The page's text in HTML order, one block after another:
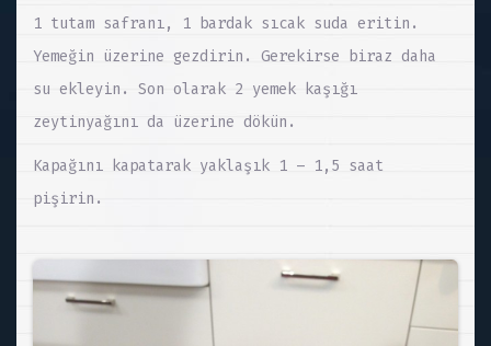
1 tutam safranı, 1 bardak sıcak suda eritin.
Yemeğin üzerine gezdirin. Gerekirse biraz daha
su ekleyin. Son olarak 2 yemek kaşığı
zeytinyağını da üzerine dökün.
Kapağını kapatarak yaklaşık 1 – 1,5 saat
pişirin.